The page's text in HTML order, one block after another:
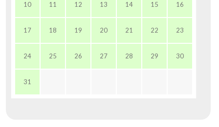
10 11 12 13 14 15 16
17 18 19 20 21 22 23
24 25 26 27 28 29 30
31